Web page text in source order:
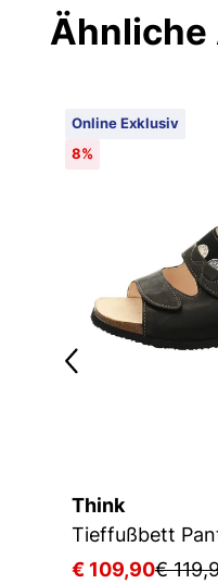
Ähnliche
Online Exklusiv
8%
Think
Tieffußbett
€ 109,90€